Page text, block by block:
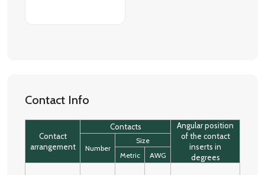
Contact Info
Contact
arrangement
Contacts
Angular position
of the contact
inserts in
degrees
Number
Size
Metric
AWG